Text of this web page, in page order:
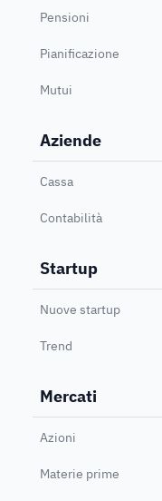
Pensioni
Pianificazione
Mutui
Aziende
Cassa
Contabilità
Startup
Nuove startup
Trend
Mercati
Azioni
Materie prime